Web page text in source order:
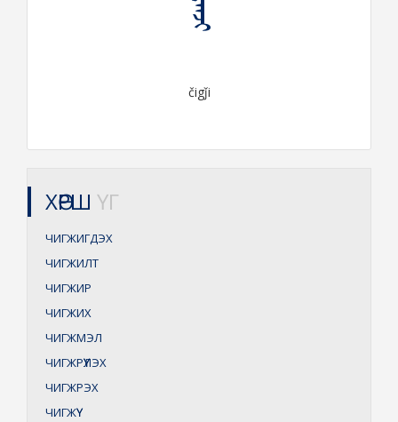
čigǰi
ХӨРШ ҮГ
ЧИГЖИГДЭХ
ЧИГЖИЛТ
ЧИГЖИР
ЧИГЖИХ
ЧИГЖМЭЛ
ЧИГЖРҮҮЛЭХ
ЧИГЖРЭХ
ЧИГЖҮҮ